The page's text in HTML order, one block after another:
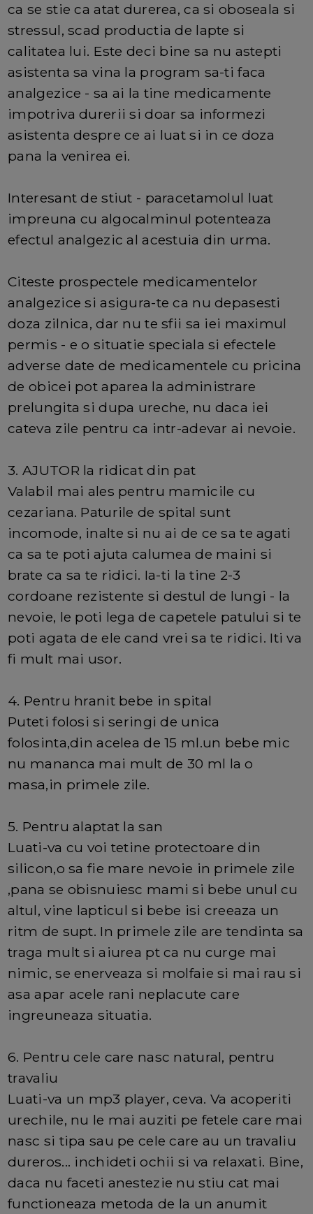
ca se stie ca atat durerea, ca si oboseala si
stressul, scad productia de lapte si
calitatea lui. Este deci bine sa nu astepti
asistenta sa vina la program sa-ti faca
analgezice - sa ai la tine medicamente
impotriva durerii si doar sa informezi
asistenta despre ce ai luat si in ce doza
pana la venirea ei.
Interesant de stiut - paracetamolul luat
impreuna cu algocalminul potenteaza
efectul analgezic al acestuia din urma.
Citeste prospectele medicamentelor
analgezice si asigura-te ca nu depasesti
doza zilnica, dar nu te sfii sa iei maximul
permis - e o situatie speciala si efectele
adverse date de medicamentele cu pricina
de obicei pot aparea la administrare
prelungita si dupa ureche, nu daca iei
cateva zile pentru ca intr-adevar ai nevoie.
3. AJUTOR la ridicat din pat
Valabil mai ales pentru mamicile cu
cezariana. Paturile de spital sunt
incomode, inalte si nu ai de ce sa te agati
ca sa te poti ajuta calumea de maini si
brate ca sa te ridici. Ia-ti la tine 2-3
cordoane rezistente si destul de lungi - la
nevoie, le poti lega de capetele patului si te
poti agata de ele cand vrei sa te ridici. Iti va
fi mult mai usor.
4. Pentru hranit bebe in spital
Puteti folosi si seringi de unica
folosinta,din acelea de 15 ml.un bebe mic
nu mananca mai mult de 30 ml la o
masa,in primele zile.
5. Pentru alaptat la san
Luati-va cu voi tetine protectoare din
silicon,o sa fie mare nevoie in primele zile
,pana se obisnuiesc mami si bebe unul cu
altul, vine lapticul si bebe isi creeaza un
ritm de supt. In primele zile are tendinta sa
traga mult si aiurea pt ca nu curge mai
nimic, se enerveaza si molfaie si mai rau si
asa apar acele rani neplacute care
ingreuneaza situatia.
6. Pentru cele care nasc natural, pentru
travaliu
Luati-va un mp3 player, ceva. Va acoperiti
urechile, nu le mai auziti pe fetele care mai
nasc si tipa sau pe cele care au un travaliu
dureros... inchideti ochii si va relaxati. Bine,
daca nu faceti anestezie nu stiu cat mai
functioneaza metoda de la un anumit